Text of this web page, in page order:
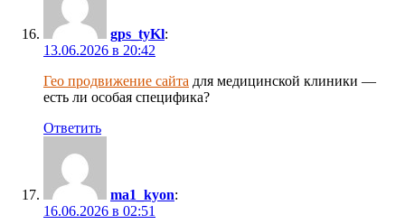
gps_tyKl:
13.06.2026 в 20:42
Гео продвижение сайта для медицинской клиники —
есть ли особая специфика?
Ответить
ma1_kyon:
16.06.2026 в 02:51